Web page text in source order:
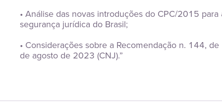
• Análise das novas introduções do CPC/2015 para
segurança jurídica do Brasil;
• Considerações sobre a Recomendação n. 144,
de agosto de 2023 (CNJ).”